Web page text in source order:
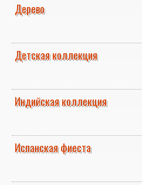
Дерево
Детская коллекция
Индийская коллекция
Испанская фиеста